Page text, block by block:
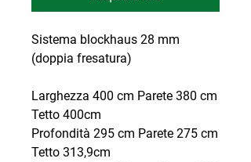
Sistema blockhaus 28 mm
(doppia fresatura)
Larghezza 400 cm Parete 380 cm
Tetto 400cm
Profondità 295 cm Parete 275 cm
Tetto 313,9cm